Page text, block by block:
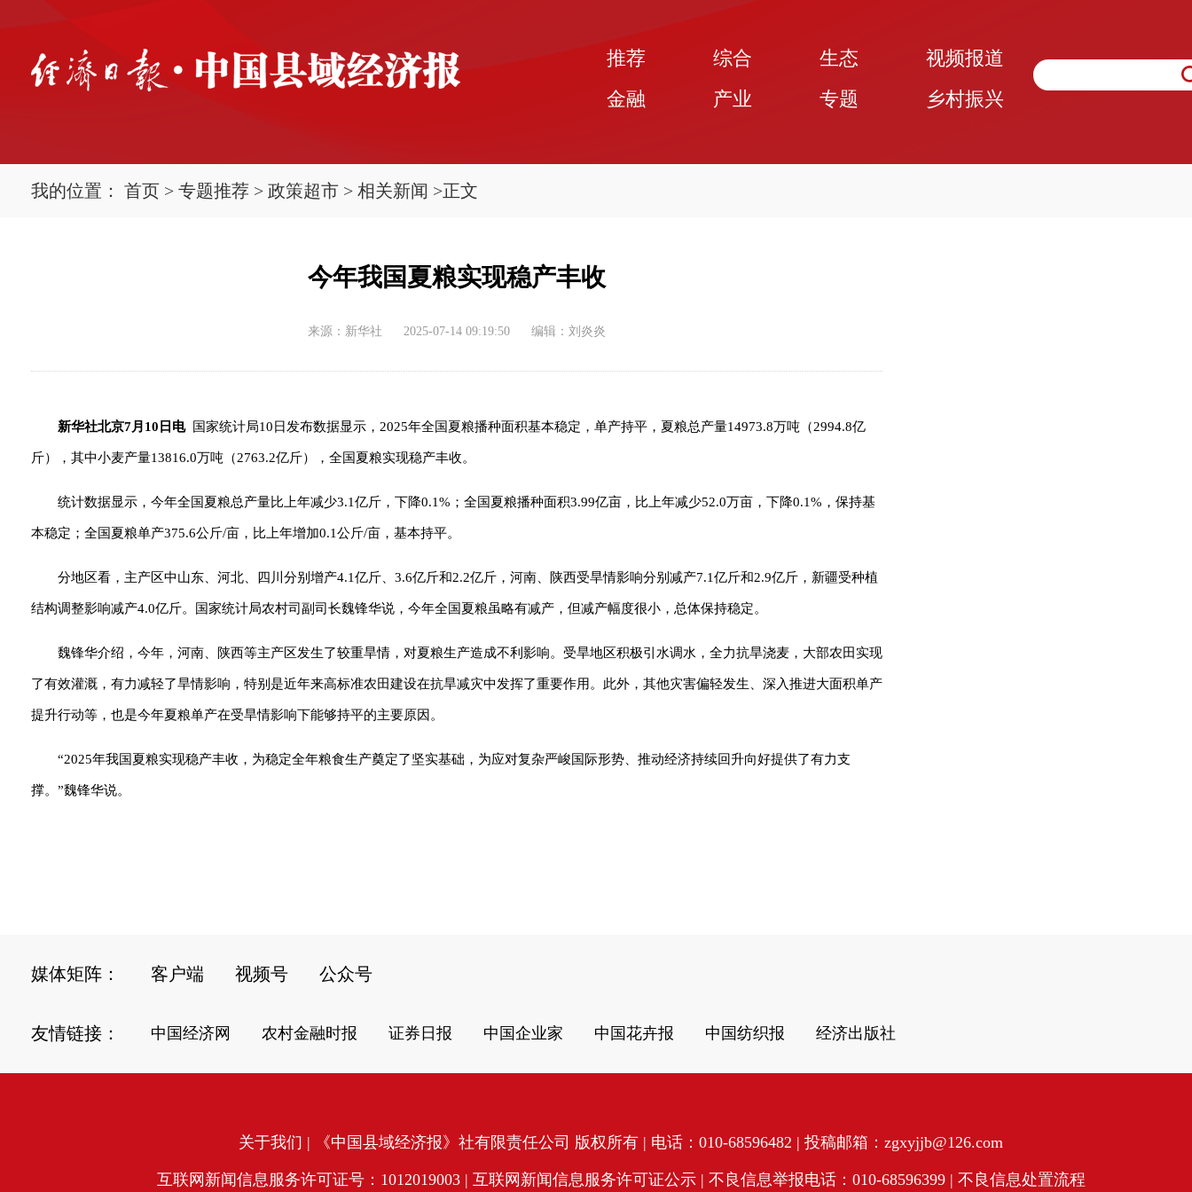
推荐 综合 生态
视频报道
金融
产业 专题 乡村振兴
我的位置： 首页 > 专题推荐 > 政策超市 > 相关新闻 >正文
今年我国夏粮实现稳产丰收
来源：新华社 2025-07-14 09:19:50 编辑：刘炎炎
新华社北京7月10日电国家统计局10日发布数据显示，2025年全国夏粮播种面积基本稳定，单产持平，夏粮总产量14973.8万吨（2994.8亿
斤），其中小麦产量13816.0万吨（2763.2亿斤），全国夏粮实现稳产丰收。
统计数据显示，今年全国夏粮总产量比上年减少3.1亿斤，下降0.1%；全国夏粮播种面积3.99亿亩，比上年减少52.0万亩，下降0.1%，保持基
本稳定；全国夏粮单产375.6公斤/亩，比上年增加0.1公斤/亩，基本持平。
分地区看，主产区中山东、河北、四川分别增产4.1亿斤、3.6亿斤和2.2亿斤，河南、陕西受旱情影响分别减产7.1亿斤和2.9亿斤，新疆受种植
结构调整影响减产4.0亿斤。国家统计局农村司副司长魏锋华说，今年全国夏粮虽略有减产，但减产幅度很小，总体保持稳定。
魏锋华介绍，今年，河南、陕西等主产区发生了较重旱情，对夏粮生产造成不利影响。受旱地区积极引水调水，全力抗旱浇麦，大部农田实现
了有效灌溉，有力减轻了旱情影响，特别是近年来高标准农田建设在抗旱减灾中发挥了重要作用。此外，其他灾害偏轻发生、深入推进大面积单产
提升行动等，也是今年夏粮单产在受旱情影响下能够持平的主要原因。
“2025年我国夏粮实现稳产丰收，为稳定全年粮食生产奠定了坚实基础，为应对复杂严峻国际形势、推动经济持续回升向好提供了有力支
撑。”魏锋华说。
媒体矩阵： 客户端 视频号 公众号
友情链接： 中国经济网 农村金融时报 证券日报 中国企业家 中国花卉报 中国纺织报 经济出版社
关于我们 | 《中国县域经济报》社有限责任公司 版权所有 | 电话：010-68596482 | 投稿邮箱：zgxyjjb@126.com
互联网新闻信息服务许可证号：1012019003 | 互联网新闻信息服务许可证公示| 不良信息举报电话：010-68596399 | 不良信息处置流程